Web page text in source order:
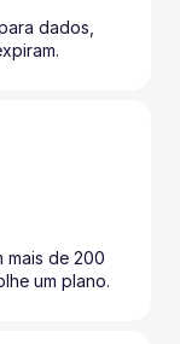
dados,
mais de 200
um plano.